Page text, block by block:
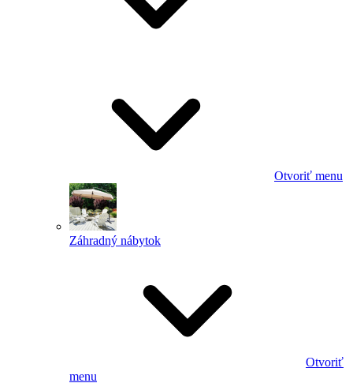
Otvoriť menu
Záhradný nábytok
Otvoriť
menu